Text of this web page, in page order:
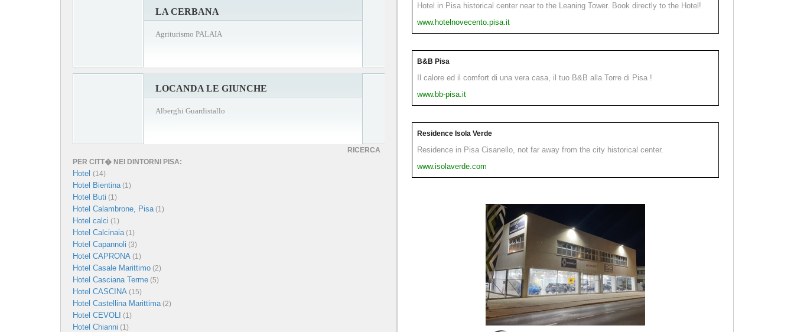
LA CERBANA
Agriturismo PALAIA
LOCANDA LE GIUNCHE
Alberghi Guardistallo
RICERCA
PER CITT� NEI DINTORNI PISA:
Hotel (14)
Hotel Bientina(1)
Hotel Buti (1)
Hotel Calambrone, Pisa(1)
Hotel calci (1)
Hotel Calcinaia(1)
Hotel Capannoli (3)
Hotel CAPRONA (1)
Hotel Casale Marittimo (2)
Hotel Casciana Terme (5)
Hotel CASCINA (15)
Hotel Castellina Marittima(2)
Hotel CEVOLI (1)
Hotel Chianni (1)
Hotel in Pisa historical center near to the Leaning Tower. Book directly to the Hotel!
www.hotelnovecento.pisa.it
B&B Pisa
Il calore ed il comfort di una vera casa, il tuo B&B alla Torre di Pisa !
www.bb-pisa.it
Residence Isola Verde
Residence in Pisa Cisanello, not far away from the city historical center.
www.isolaverde.com